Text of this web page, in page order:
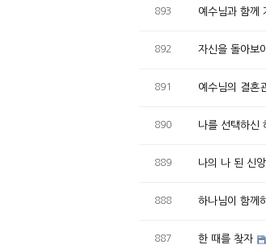
893 예수님과 함께
892 자신을 돌아보
891 예수님의 결혼
890 나를 선택하신
889 나의 나 된 신
888 하나님이 함께
887 한 때를 찾자